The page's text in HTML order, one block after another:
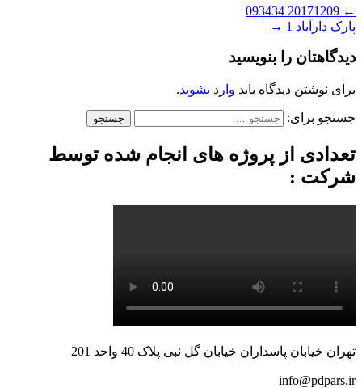
←
پارک دارآباد 1
→
دیدگاهتان را بنویسید
برای نوشتن دیدگاه باید وارد بشوید.
جستجو برای:
تعدادی از پروژه های انجام شده توسط
شرکت :
تهران خیابان پاسداران خیابان گل نبی پلاک 40 واحد 201
info@pdpars.ir